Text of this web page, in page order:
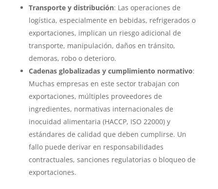
Transporte y distribución: Las operaciones de
logística, especialmente en bebidas, refrigerados o
exportaciones, implican un riesgo adicional de
transporte, manipulación, daños en tránsito,
demoras, robo o deterioro.
Cadenas globalizadas y cumplimiento normativo:
Muchas empresas en este sector trabajan con
exportaciones, múltiples proveedores de
ingredientes, normativas internacionales de
inocuidad alimentaria (HACCP, ISO 22000) y
estándares de calidad que deben cumplirse. Un
fallo puede derivar en responsabilidades
contractuales, sanciones regulatorias o bloqueo de
exportaciones.